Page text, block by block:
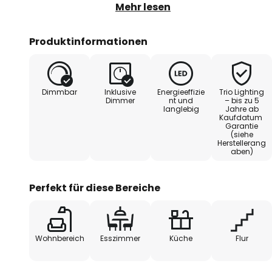
die weichen Farbtöne noch
Leuchte auch einiges zu bieten:
wählen. Auch die Helligkeit ist
ganz einfach in drei Stufen über
Wandschalter.
Mehr lesen
Produktinformationen
Dimmbar
Inklusive
Dimmer
Energieeffizie
nt und
langlebig
Trio Lighting
– bis zu 5
Jahre ab
Kaufdatum
Garantie
(siehe
Herstellerang
aben)
Perfekt für diese Bereiche
Wohnbereich Esszimmer Küche Flur